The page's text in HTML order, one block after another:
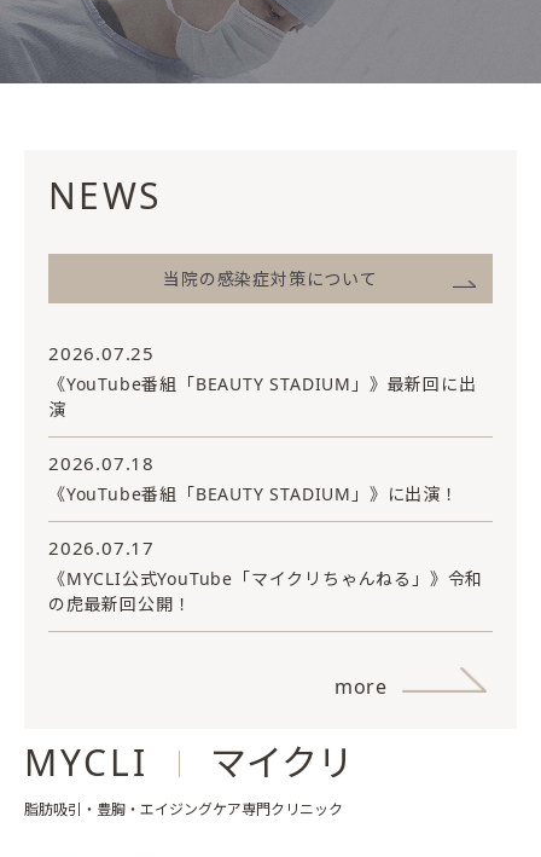
NEWS
当院の感染症対策について
2026.07.25
《YouTube番組「BEAUTY STADIUM」》最新回に出
演
2026.07.18
《YouTube番組「BEAUTY STADIUM」》に出演！
2026.07.17
《MYCLI公式YouTube「マイクリちゃんねる」》令和
の虎最新回公開！
more
MYCLI マイクリ
脂肪吸引・豊胸・エイジングケア専門クリニック